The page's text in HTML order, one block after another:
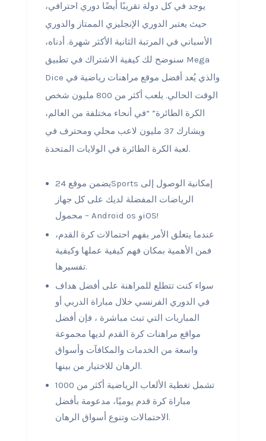
يوجد في كل دولة تقريبًا أيضًا دوري احترافي،
حيث يعتبر الدوري الإنجليزي الممتاز والدوري
الأسباني في المرتبة الثانية الأكثر شهرة. أدناه،
سنوضح لك كيفية الاشتراك في تطبيق Mega
Dice والذي يُعد أفضل موقع مراهنات رياضية في
الوقت الحالي. يلعب أكثر من 800 مليون شخص
الكرة الطائرة” “في أنحاء مختلفة من العالم،
ويشارك 37 مليون لاعب محلي ومحترف في
لعبة الكرة الطائرة في الولايات المتحدة.
يضمن موقع 24Sports إمكانية الوصول إلى
الرياضات المفضلة لديك على كل جهاز
محمول – Android os وiOS!
عندما يتعلق الأمر بفهم احتمالات كرة القدم،
فمن الأهمية بمكان فهم كيفية عملها وكيفية
تفسيرها.
سواء كنت تتطلع للمراهنة على أفضل هداف
في الدوري الفرنسي خلال مباراة الدربي أو
المباريات التي تبث مباشرة ، فإن أفضل
مواقع مراهنات كرة القدم لديها مجموعة
واسعة من الخدمات والمكافآت وأسواق
الرهان للاختيار من بينها.
تشمل تغطية الألعاب الرياضية أكثر من 1000
مباراة كرة قدم يوميًا، مدعومة بأفضل
الاحتمالات وتنوع أسواق الرهان.